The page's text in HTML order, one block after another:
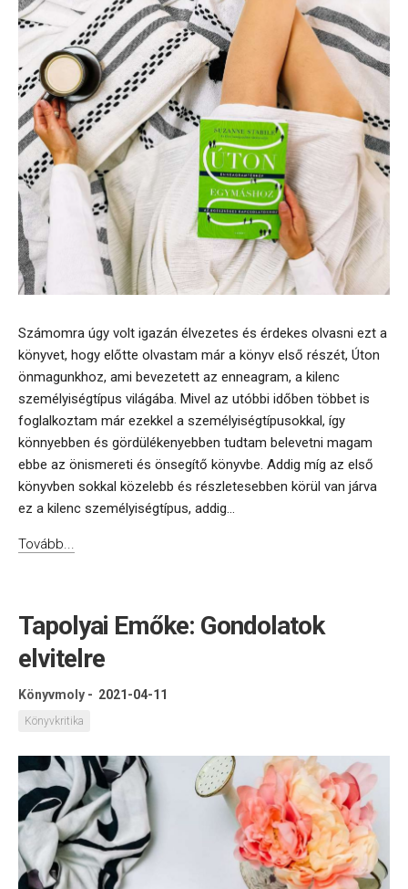
Számomra úgy volt igazán élvezetes és érdekes olvasni ezt a
könyvet, hogy előtte olvastam már a könyv első részét, Úton
önmagunkhoz, ami bevezetett az enneagram, a kilenc
személyiségtípus világába. Mivel az utóbbi időben többet is
foglalkoztam már ezekkel a személyiségtípusokkal, így
könnyebben és gördülékenyebben tudtam belevetni magam
ebbe az önismereti és önsegítő könyvbe. Addig míg az első
könyvben sokkal közelebb és részletesebben körül van járva
ez a kilenc személyiségtípus, addig...
Tovább...
Tapolyai Emőke: Gondolatok
elvitelre
Könyvmoly - 2021-04-11
Könyvkritika